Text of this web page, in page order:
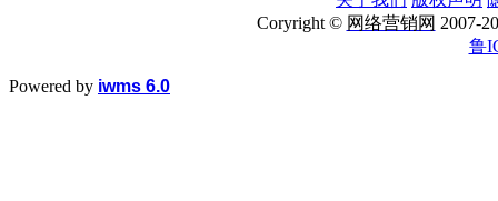
Coryright © 网络营销网 2007-
鲁
Powered by iwms 6.0